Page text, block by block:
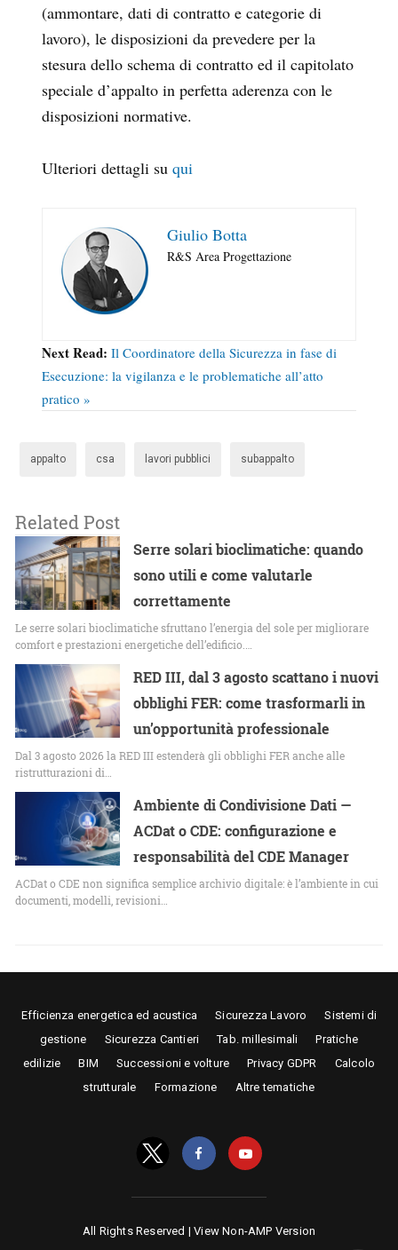
(ammontare, dati di contratto e categorie di
lavoro), le disposizioni da prevedere per la
stesura dello schema di contratto ed il capitolato
speciale d’appalto in perfetta aderenza con le
disposizioni normative.
Ulteriori dettagli su qui
Giulio Botta
R&S Area Progettazione
Next Read: Il Coordinatore della Sicurezza in fase di
Esecuzione: la vigilanza e le problematiche all’atto
pratico »
appalto csa lavori pubblici subappalto
Related Post
Serre solari bioclimatiche: quando
sono utili e come valutarle
correttamente
Le serre solari bioclimatiche sfruttano l’energia del sole per migliorare
comfort e prestazioni energetiche dell’edificio.…
RED III, dal 3 agosto scattano i nuovi
obblighi FER: come trasformarli in
un’opportunità professionale
Dal 3 agosto 2026 la RED III estenderà gli obblighi FER anche alle
ristrutturazioni di…
Ambiente di Condivisione Dati —
ACDat o CDE: configurazione e
responsabilità del CDE Manager
ACDat o CDE non significa semplice archivio digitale: è l’ambiente in cui
documenti, modelli, revisioni…
Efficienza energetica ed acustica Sicurezza Lavoro
Sistemi di
gestione
Sicurezza Cantieri Tab. millesimali
Pratiche
edilizie
BIM Successioni e volture Privacy GDPR
Calcolo
strutturale
Formazione Altre tematiche
All Rights Reserved |View Non-AMP Version